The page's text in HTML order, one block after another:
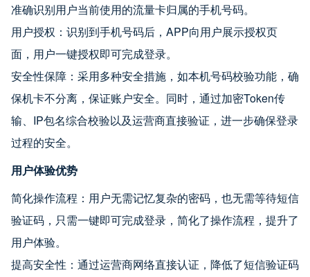
准确识别用户当前使用的流量卡归属的手机号码。
用户授权：识别到手机号码后，APP向用户展示授权页
面，用户一键授权即可完成登录。
安全性保障：采用多种安全措施，如本机号码校验功能，确
保机卡不分离，保证账户安全。同时，通过加密Token传
输、IP包名综合校验以及运营商直接验证，进一步确保登录
过程的安全。
用户体验优势
简化操作流程：用户无需记忆复杂的密码，也无需等待短信
验证码，只需一键即可完成登录，简化了操作流程，提升了
用户体验。
提高安全性：通过运营商网络直接认证，降低了短信验证码